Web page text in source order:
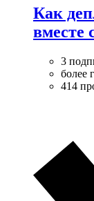
Как
вместе
3
более
414